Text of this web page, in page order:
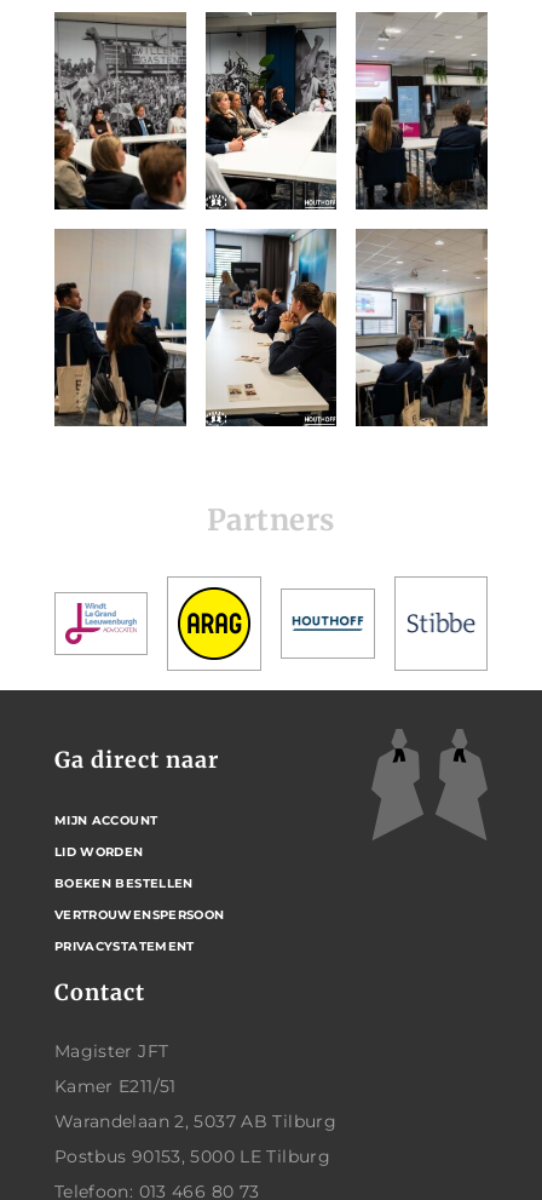
Partners
Contact
Magister JFT
Kamer E211/51
Warandelaan 2, 5037 AB Tilburg
Postbus 90153, 5000 LE Tilburg
Telefoon: 013 466 80 73
Ga direct naar
MIJN ACCOUNT
LID WORDEN
BOEKEN BESTELLEN
VERTROUWENSPERSOON
PRIVACYSTATEMENT